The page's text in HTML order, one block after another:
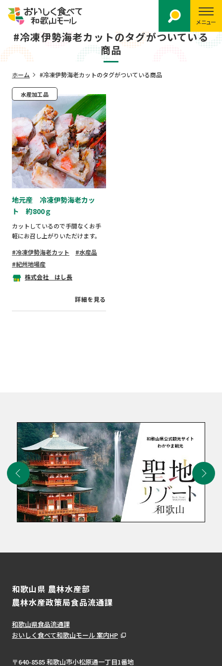
メニュー
#冷凍伊勢海老カットのタグがついている
商品
ホーム #冷凍伊勢海老カットのタグがついている商品
水産加工品
地元産 冷凍伊勢海老カッ
ト 約800ｇ
カットしているので手間なくお手
軽にお召し上がりいただけます。
冷凍伊勢海老カット
水産品
紀州地場産
株式会社 はし長
詳細を見る
和歌山県 農林水産部
農林水産政策局食品流通課
和歌山県食品流通課
おいしく食べて和歌山モール 案内HP
〒640-8585 和歌山市小松原通一丁目1番地